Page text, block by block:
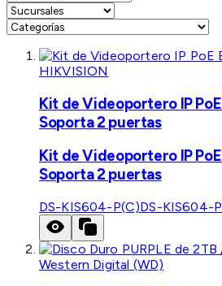
HIKVISION
Kit de Videoportero IP
Soporta 2 puertas
Kit de Videoportero IP
Soporta 2 puertas
DS-KIS604-P(C)DS-KIS604-
Western Digital (WD)